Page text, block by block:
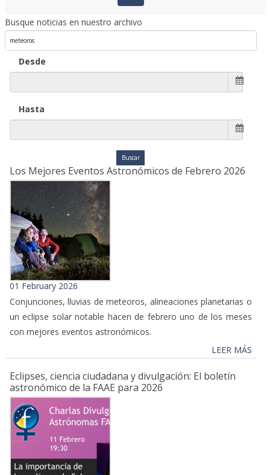
Busque noticias en nuestro archivo
Desde
Hasta
Los Mejores Eventos Astronómicos de Febrero 2026
01 February 2026
Conjunciones, lluvias de meteoros, alineaciones planetarias o
un eclipse solar notable hacen de febrero uno de los meses
con mejores eventos astronómicos.
LEER MÁS
Eclipses, ciencia ciudadana y divulgación: El boletín
astronómico de la FAAE para 2026